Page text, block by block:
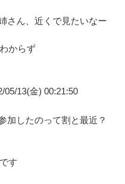
さん、近くで見たいなー
からず
05/13(金) 00:21:50
加したのって割と最近？
す